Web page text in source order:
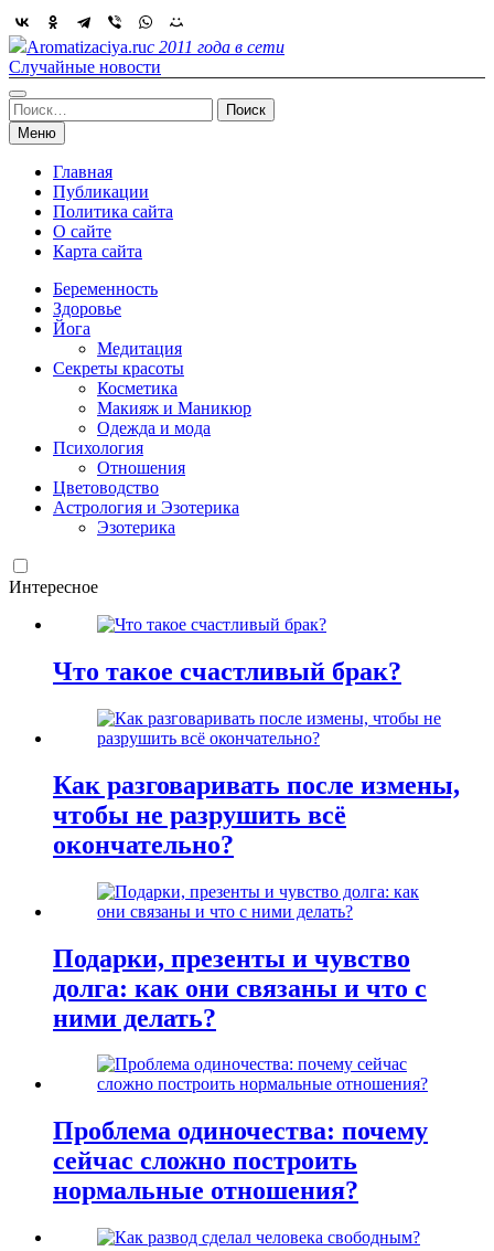
Skip
to
content
Aromatizaciya.ruс 2011 года в сети
Случайные новости
Найти:
Меню
Главная
Публикации
Политика сайта
О сайте
Карта сайта
Беременность
Здоровье
Йога
Медитация
Секреты красоты
Косметика
Макияж и Маникюр
Одежда и мода
Психология
Отношения
Цветоводство
Астрология и Эзотерика
Эзотерика
Интересное
Что такое счастливый брак?
Как разговаривать после измены,
чтобы не разрушить всё
окончательно?
Подарки, презенты и чувство
долга: как они связаны и что с
ними делать?
Проблема одиночества: почему
сейчас сложно построить
нормальные отношения?